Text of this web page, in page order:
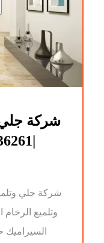
شركة جلي
شركة جلي
وتلميع